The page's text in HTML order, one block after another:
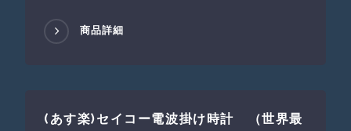
商品詳細
(あす楽)セイコー電波掛け時計 （世界最